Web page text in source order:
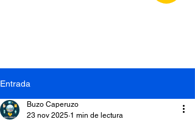
Entrada
Buzo Caperuzo
23 nov 2025 1 min de lectura